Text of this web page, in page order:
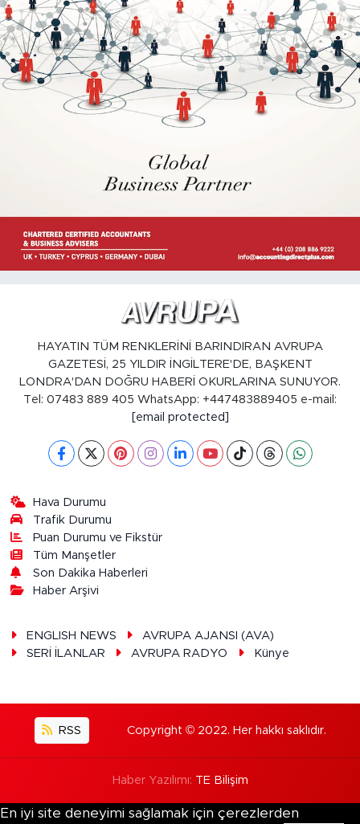
HAYATIN TÜM RENKLERİNİ BARINDIRAN AVRUPA
GAZETESİ, 25 YILDIR İNGİLTERE'DE, BAŞKENT
LONDRA'DAN DOĞRU HABERİ OKURLARINA SUNUYOR.
Tel: 07483 889 405 WhatsApp: +447483889405 e-mail:
[email protected]
Hava Durumu
Trafik Durumu
Puan Durumu ve Fikstür
Tüm Manşetler
Son Dakika Haberleri
Haber Arşivi
ENGLISH NEWS
AVRUPA AJANSI (AVA)
SERİ İLANLAR
AVRUPA RADYO Künye
RSS Copyright © 2022. Her hakkı saklıdır.
Haber Yazılımı: TE Bilişim
En iyi site deneyimi sağlamak için çerezlerden